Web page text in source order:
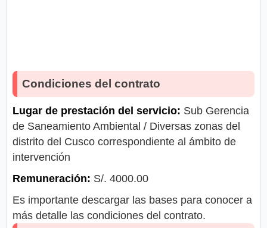
Condiciones del contrato
Lugar de prestación del servicio: Sub Gerencia
de Saneamiento Ambiental / Diversas zonas del
distrito del Cusco correspondiente al ámbito de
intervención
Remuneración: S/. 4000.00
Es importante descargar las bases para conocer a
más detalle las condiciones del contrato.